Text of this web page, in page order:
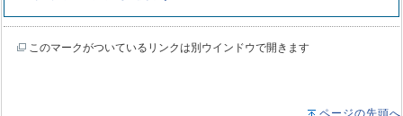
このマークがついているリンクは別ウインドウで開きます
ページの先頭へ